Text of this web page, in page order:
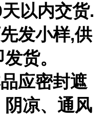
以内交货.
发小样,供
货。
应密封遮
凉、通风